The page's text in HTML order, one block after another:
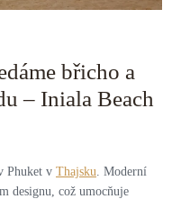
břicho a
– Iniala Beach
Phuket v Thajsku . Moderní
designu, což umocňuje